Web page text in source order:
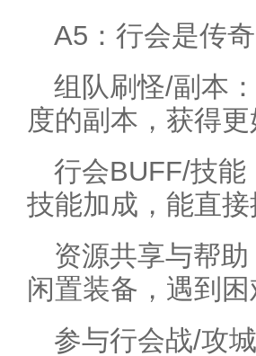
A5：行会是传
组队刷怪/副本
度的副本，获得
行会BUFF/技能
技能加成，能直
资源共享与帮
闲置装备，遇到
参与行会战/攻